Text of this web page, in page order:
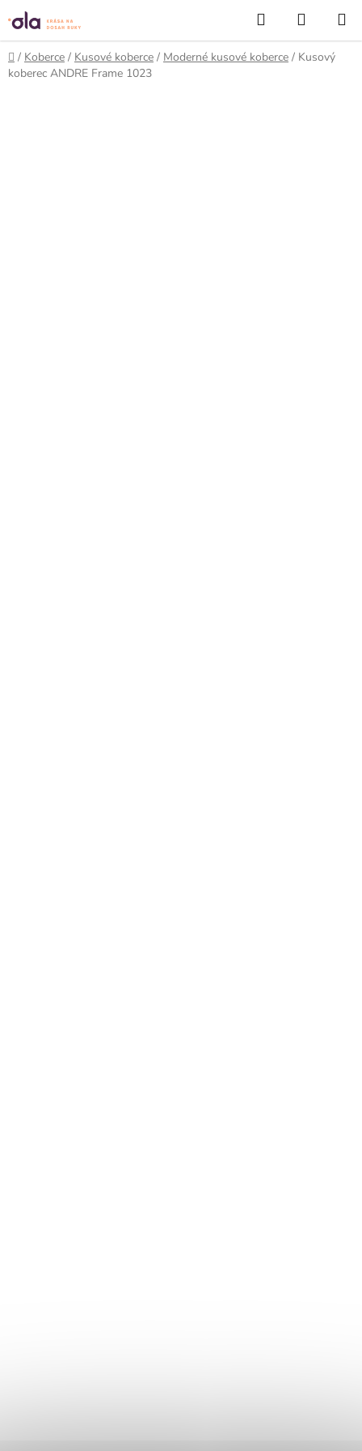
Prejsť
na
obsah
Hľadať
KOŠÍK
Domov
/ Koberce / Kusové koberce / Moderné kusové koberce / Kusový
koberec ANDRE Frame 1023